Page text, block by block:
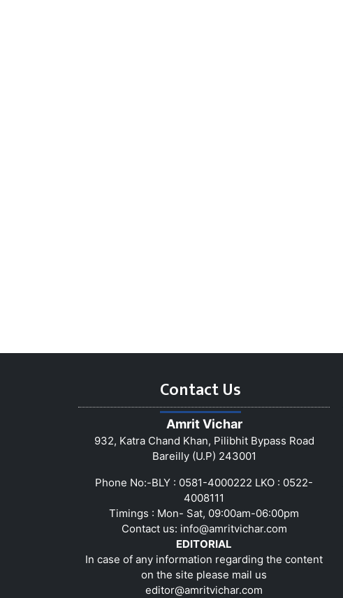
Contact Us
Amrit Vichar
932, Katra Chand Khan, Pilibhit Bypass Road
Bareilly (U.P) 243001
Phone No:-BLY : 0581-4000222 LKO : 0522-
4008111
Timings : Mon- Sat, 09:00am-06:00pm
Contact us: info@amritvichar.com
EDITORIAL
In case of any information regarding the content
on the site please mail us
editor@amritvichar.com